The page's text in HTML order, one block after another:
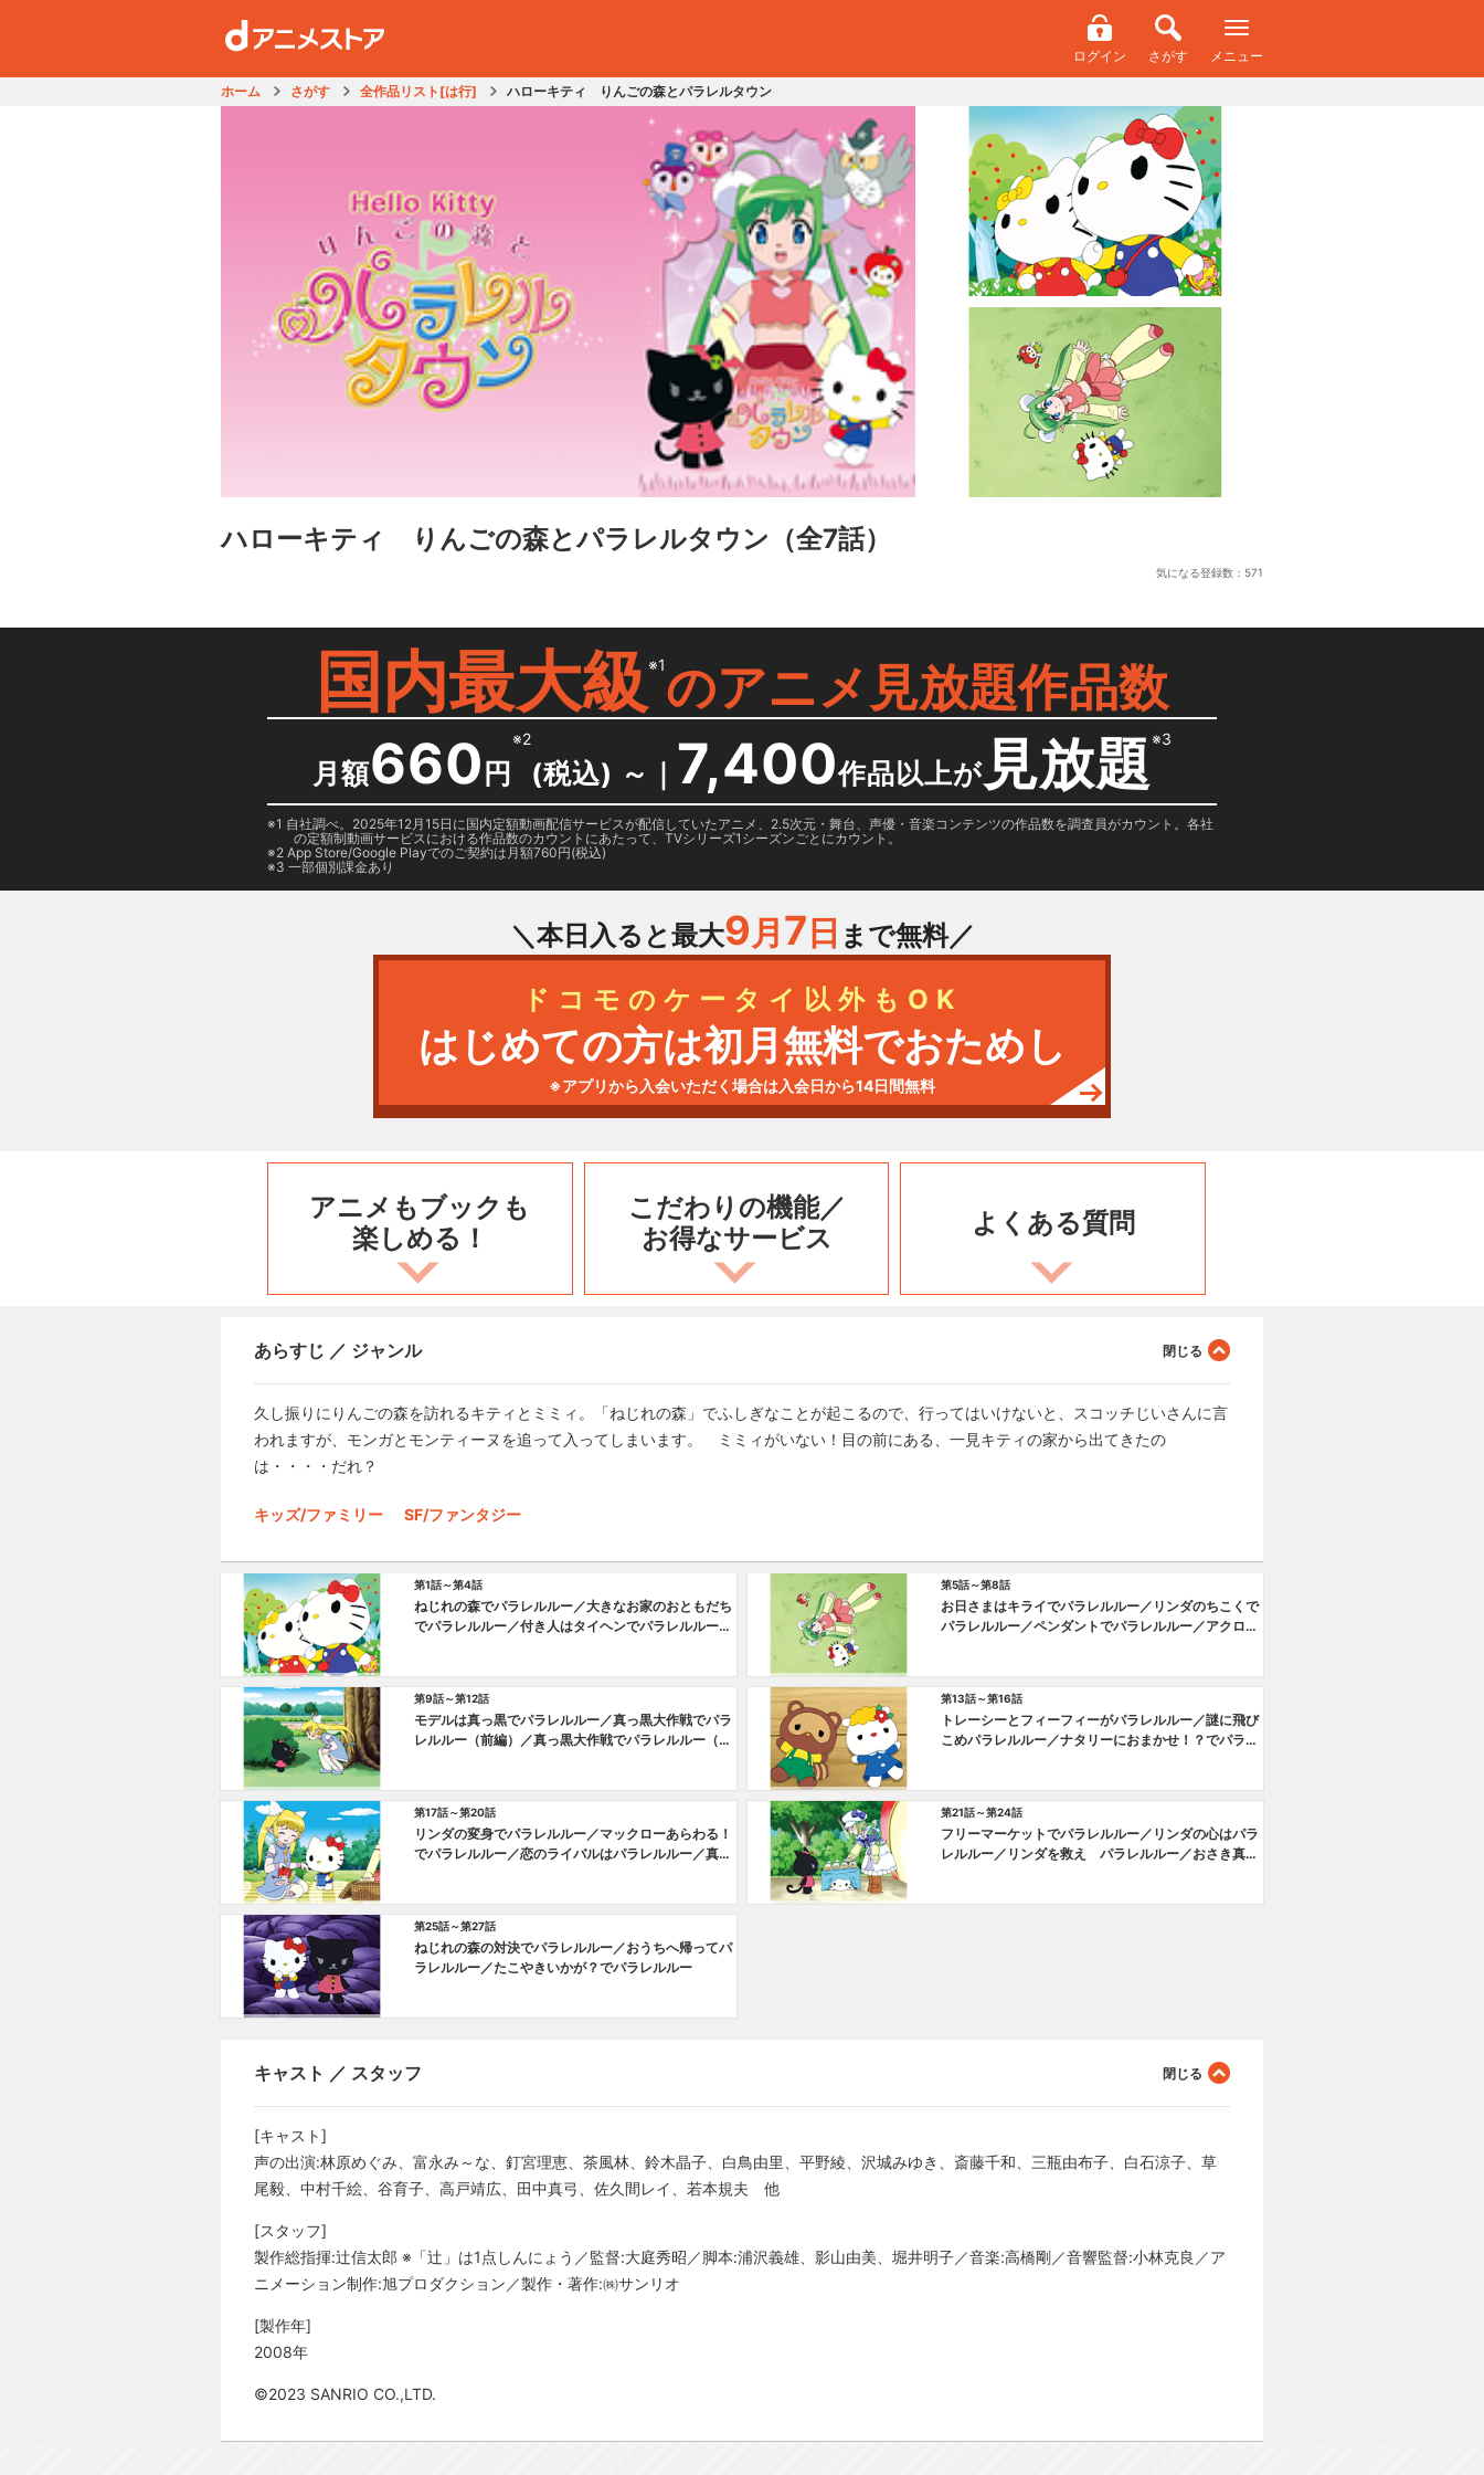
ログイン さがす メニュー
ホーム さがす 全作品リスト[は行] ハローキティ りんごの森とパラレルタウン
ハローキティ りんごの森とパラレルタウン （全7話）
気になる登録数： 571
国内最大級 ※1のアニメ見放題作品数
月額660 円
※2
(税込) ～ ｜ 7,400作品以上が 見放題※3
1 自社調べ。2025年12月15日に国内定額動画配信サービスが配信していたアニメ、2.5次元・舞台、声優・音楽コンテンツの作品数を調査員がカウント。各社
の定額制動画サービスにおける作品数のカウントにあたって、TVシリーズ1シーズンごとにカウント。
2 App Store/Google Playでのご契約は月額760円(税込)
3 一部個別課金あり
＼本日入ると最大9月 7 日 まで無料／
ドコモのケータイ以外もOK
はじめての方は初月無料でおためし
※アプリから入会いただく場合は入会日から14日間無料
アニメもブックも
楽しめる！
こだわりの機能／
お得なサービス
よくある質問
あらすじ ／ ジャンル
久し振りにりんごの森を訪れるキティとミミィ。「ねじれの森」でふしぎなことが起こるので、行ってはいけないと、スコッチじいさんに言
われますが、モンガとモンティーヌを追って入ってしまいます。 ミミィがいない！目の前にある、一見キティの家から出てきたの
は・・・・だれ？
キッズ/ファミリー SF/ファンタジー
第1話～第4話
ねじれの森でパラレルルー／大きなお家のおともだち
でパラレルルー／付き人はタイヘンでパラレルルー／
第5話～第8話
お日さまはキライでパラレルルー／リンダのちこくで
パラレルルー／ペンダントでパラレルルー／アクロの
第9話～第12話
モデルは真っ黒でパラレルルー／真っ黒大作戦でパラ
レルルー（前編）／真っ黒大作戦でパラレルルー（後
第13話～第16話
トレーシーとフィーフィーがパラレルルー／謎に飛び
こめパラレルルー／ナタリーにおまかせ！？でパラレ
第17話～第20話
リンダの変身でパラレルルー／マックローあらわる！
でパラレルルー／恋のライバルはパラレルルー／真っ
第21話～第24話
フリーマーケットでパラレルルー／リンダの心はパラ
レルルー／リンダを救え パラレルルー／おさき真っ
第25話～第27話
ねじれの森の対決でパラレルルー／おうちへ帰ってパ
ラレルルー／たこやきいかが？でパラレルルー
キャスト ／ スタッフ
[キャスト]
声の出演:林原めぐみ、富永み～な、釘宮理恵、茶風林、鈴木晶子、白鳥由里、平野綾、沢城みゆき、斎藤千和、三瓶由布子、白石涼子、草
尾毅、中村千絵、谷育子、高戸靖広、田中真弓、佐久間レイ、若本規夫 他
[スタッフ]
製作総指揮:辻信太郎 ※「辻」は1点しんにょう／監督:大庭秀昭／脚本:浦沢義雄、影山由美、堀井明子／音楽:高橋剛／音響監督:小林克良／ア
ニメーション制作:旭プロダクション／製作・著作:㈱サンリオ
[製作年]
2008年
©2023 SANRIO CO.,LTD.